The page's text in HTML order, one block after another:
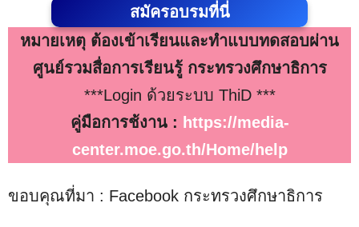
สมัครอบรมที่นี่
หมายเหตุ ต้องเข้าเรียนและทำแบบทดสอบผ่าน
ศูนย์รวมสื่อการเรียนรู้ กระทรวงศึกษาธิการ
***Login ด้วยระบบ ThiD ***
คู่มือการช้งาน : https://media-
center.moe.go.th/Home/help
ขอบคุณที่มา : Facebook กระทรวงศึกษาธิการ